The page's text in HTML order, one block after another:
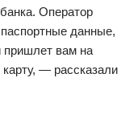
Оператор
данные,
пришлет вам на
— рассказали